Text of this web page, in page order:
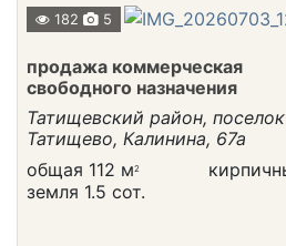
182
5
продажа коммерческая
свободного назначения
Татищевский район,
Татищево, Калинина, 67а
общая 112 м2
земля 1.5 сот.